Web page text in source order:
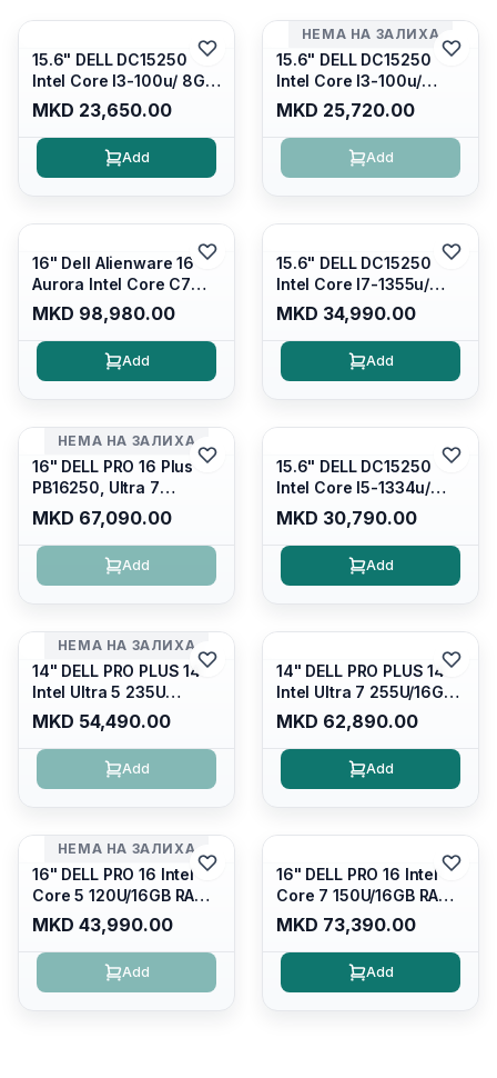
15.6" DELL DC15250
Intel Core I3-100u/ 8GB
DDR4/ 512GB SSD M.2/
Iris Xe Graphics/ 120Hz
Anti-glare LED Display/
Backlit Kb/ Platinum
MKD 23,650.00
Add
НЕМА НА ЗАЛИХА
15.6" DELL DC15250
Intel Core I3-100u/
16GB DDR4/ 512GB SSD
M.2/ Iris Xe Graphics/
120Hz Anti-glare LED
Display/ Backlit Kb/
MKD 25,720.00
Add
16" Dell Alienware 16
Aurora Intel Core C7
240H /16GB RAM DDR5
5600mhz/ 1TB SSD M.2
Nvme/rtx4050 6GB/
Wqxga(2560x1600)
Win 11 Home/
MKD 98,980.00
Add
15.6" DELL DC15250
Intel Core I7-1355u/
16GB DDR4 / 512GB SSD
M.2 2230/ Intel UHD
Graphics/ 120Hz Anti-
glare FULLHD LED
MKD 34,990.00
Add
НЕМА НА ЗАЛИХА
16" DELL PRO 16 Plus
PB16250, Ultra 7
265U/16GB RAM (1x
16GB) 5600 Mhz DDR5/
512GB SSD M.2 Nvme/
/cam+mic,bt/backlit KB
MKD 67,090.00
Add
15.6" DELL DC15250
Intel Core I5-1334u/
16GB DDR4 (1x16gb
2666mhz)/ 512GB SSD
M.2 Nvme/ Intel UHD
Graphics/ 120Hz Anti-
MKD 30,790.00
Add
НЕМА НА ЗАЛИХА
14" DELL PRO PLUS 14
Intel Ultra 5 235U
Vpro/16gb RAM DDR5
5600mhz/ 512 GB SSD
M.2 Nvme
2230/FULLHD+ (16:10)
4/RJ45/PB14250
MKD 54,490.00
Add
14" DELL PRO PLUS 14
Intel Ultra 7 255U/16GB
RAM DDR5 5600mhz/
512 GB SSD M.2 Nvme
2230/FULLHD+ (16:10)
Ips/bt/backlit
MKD 62,890.00
Add
НЕМА НА ЗАЛИХА
16" DELL PRO 16 Intel
Core 5 120U/16GB RAM
DDR5 5600mhz/ 512 GB
SSD M.2 Nvme/fullhd+
(16:10) Ips/bt/backlit
Kb/thunderbolt
MKD 43,990.00
Add
16" DELL PRO 16 Intel
Core 7 150U/16GB RAM
DDR5 5600mhz/ 512 GB
SSD M.2 Nvme
(2230)/FULLHD+ (16:10)
Ips/bt/backlit
MKD 73,390.00
Add